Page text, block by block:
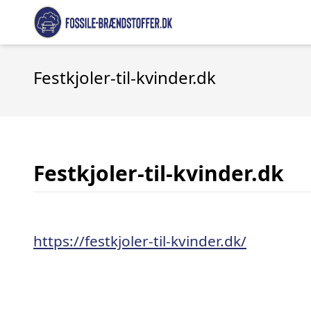
Festkjoler-til-kvinder.dk
Festkjoler-til-kvinder.dk
https://festkjoler-til-kvinder.dk/